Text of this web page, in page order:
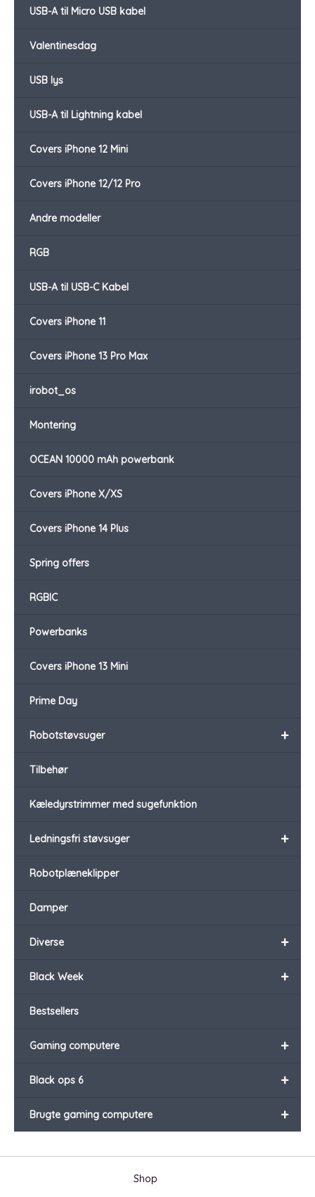
USB-A til Micro USB kabel
Valentinesdag
USB lys
USB-A til Lightning kabel
Covers iPhone 12 Mini
Covers iPhone 12/12 Pro
Andre modeller
RGB
USB-A til USB-C Kabel
Covers iPhone 11
Covers iPhone 13 Pro Max
irobot_os
Montering
OCEAN 10000 mAh powerbank
Covers iPhone X/XS
Covers iPhone 14 Plus
Spring offers
RGBIC
Powerbanks
Covers iPhone 13 Mini
Prime Day
+
Robotstøvsuger
Tilbehør
Kæledyrstrimmer med sugefunktion
+
Ledningsfri støvsuger
Robotplæneklipper
Damper
+
Diverse
+
Black Week
Bestsellers
+
Gaming computere
+
Black ops 6
+
Brugte gaming computere
Shop